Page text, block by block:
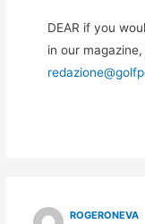
DEAR if you
in our
ROGERONEVA